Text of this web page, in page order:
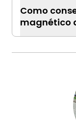
Como
magnético